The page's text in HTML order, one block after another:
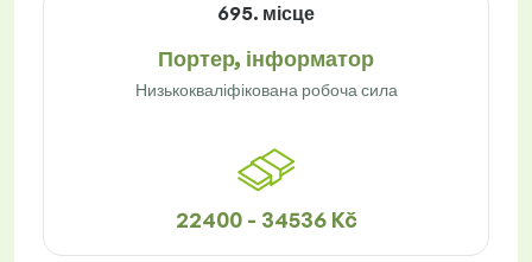
695. місце
Портер, інформатор
Низькокваліфікована робоча сила
22400 - 34536 Kč